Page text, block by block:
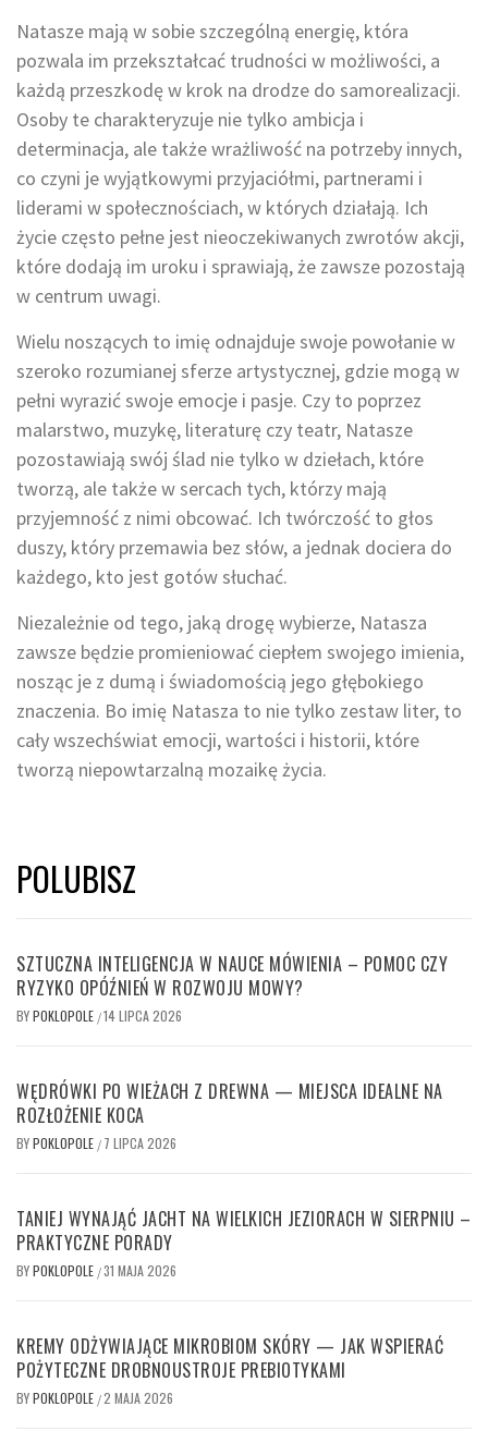
Natasze mają w sobie szczególną energię, która
pozwala im przekształcać trudności w możliwości, a
każdą przeszkodę w krok na drodze do samorealizacji.
Osoby te charakteryzuje nie tylko ambicja i
determinacja, ale także wrażliwość na potrzeby innych,
co czyni je wyjątkowymi przyjaciółmi, partnerami i
liderami w społecznościach, w których działają. Ich
życie często pełne jest nieoczekiwanych zwrotów akcji,
które dodają im uroku i sprawiają, że zawsze pozostają
w centrum uwagi.
Wielu noszących to imię odnajduje swoje powołanie w
szeroko rozumianej sferze artystycznej, gdzie mogą w
pełni wyrazić swoje emocje i pasje. Czy to poprzez
malarstwo, muzykę, literaturę czy teatr, Natasze
pozostawiają swój ślad nie tylko w dziełach, które
tworzą, ale także w sercach tych, którzy mają
przyjemność z nimi obcować. Ich twórczość to głos
duszy, który przemawia bez słów, a jednak dociera do
każdego, kto jest gotów słuchać.
Niezależnie od tego, jaką drogę wybierze, Natasza
zawsze będzie promieniować ciepłem swojego imienia,
nosząc je z dumą i świadomością jego głębokiego
znaczenia. Bo imię Natasza to nie tylko zestaw liter, to
cały wszechświat emocji, wartości i historii, które
tworzą niepowtarzalną mozaikę życia.
POLUBISZ
SZTUCZNA INTELIGENCJA W NAUCE MÓWIENIA – POMOC CZY
RYZYKO OPÓŹNIEŃ W ROZWOJU MOWY?
BYPOKLOPOLE /14 LIPCA 2026
WĘDRÓWKI PO WIEŻACH Z DREWNA — MIEJSCA IDEALNE NA
ROZŁOŻENIE KOCA
BYPOKLOPOLE / 7 LIPCA 2026
TANIEJ WYNAJĄĆ JACHT NA WIELKICH JEZIORACH W SIERPNIU –
PRAKTYCZNE PORADY
BYPOKLOPOLE /31 MAJA 2026
KREMY ODŻYWIAJĄCE MIKROBIOM SKÓRY — JAK WSPIERAĆ
POŻYTECZNE DROBNOUSTROJE PREBIOTYKAMI
BYPOKLOPOLE /2 MAJA 2026